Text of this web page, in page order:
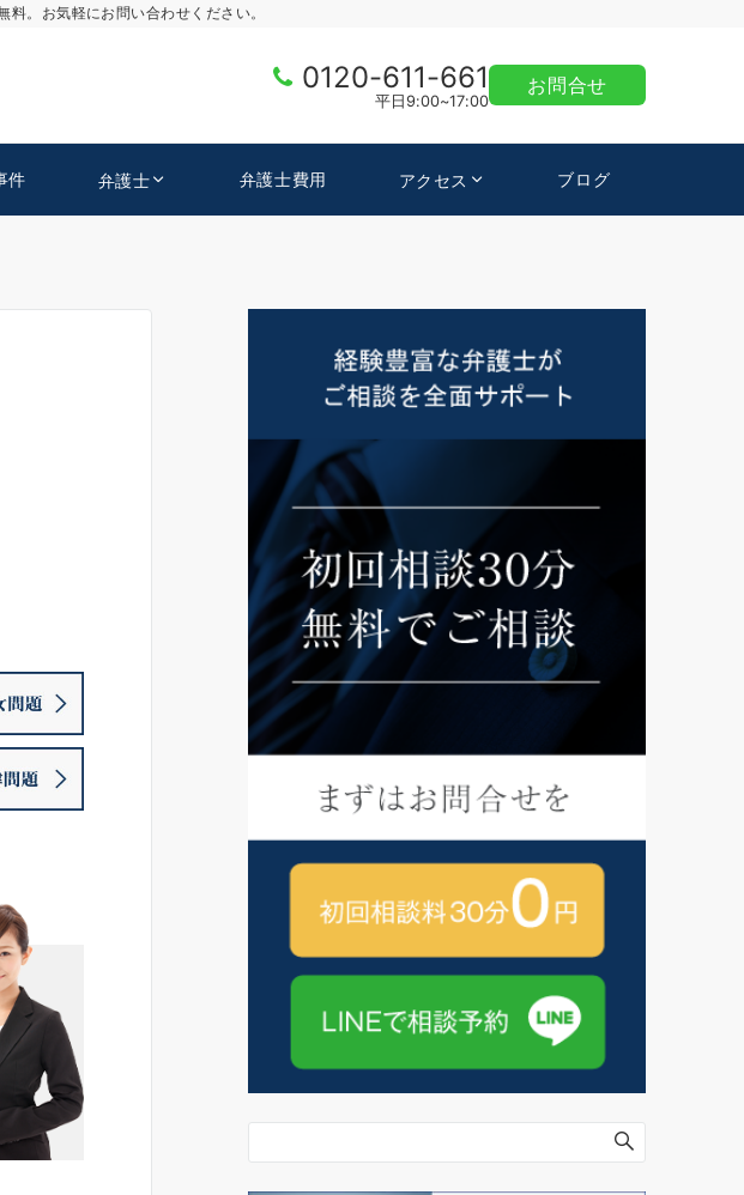
。お気軽にお問い合わせください。
0120-611-661
平日9:00~17:00
お問合せ
件 弁護士 弁護士費用 アクセス ブログ